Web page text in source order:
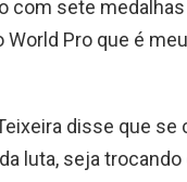
com sete
Pro que é
disse que
luta, seja